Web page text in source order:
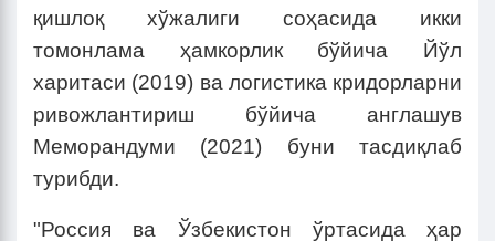
қишлоқ хўжалиги соҳасида икки
томонлама ҳамкорлик бўйича Йўл
харитаси (2019) ва логистика кридорларни
ривожлантириш бўйича англашув
Меморандуми (2021) буни тасдиқлаб
турибди.
"Россия ва Ўзбекистон ўртасида ҳар